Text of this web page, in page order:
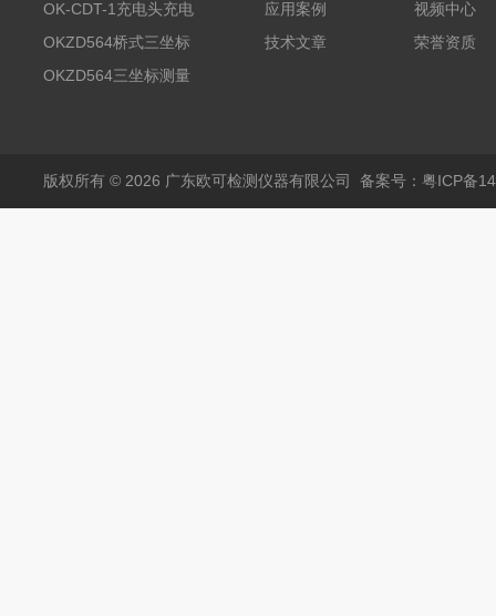
测试系统
OK-CDT-1充电头充电
宝测试系统
OKZD564桥式三坐标
测量仪
OKZD564三坐标测量
应用案例
技术文章
视频中心
荣誉资质
版权所有 © 2026 广东欧可检测仪器有限公司 备案号：粤ICP备